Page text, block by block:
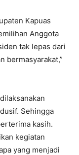
Kapuas
Anggota
tak lepas dari
bermasyarakat,”
Sehingga
kasih.
kegiatan
yang menjadi